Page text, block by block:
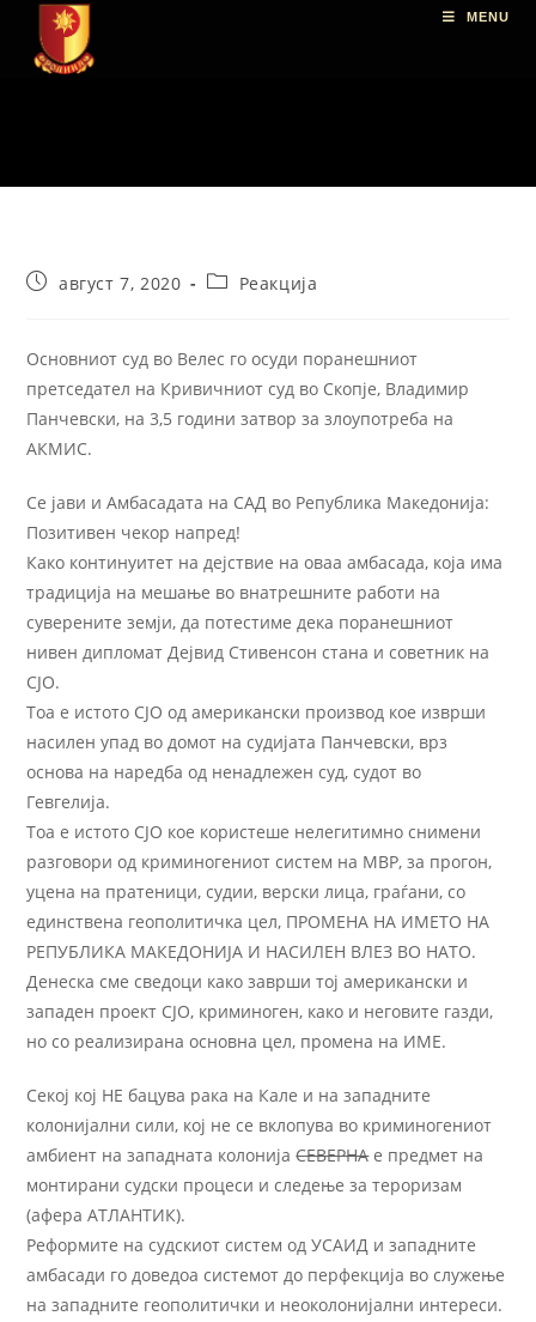
MENU
август 7, 2020 Реакција
Основниот суд во Велес го осуди поранешниот
претседател на Кривичниот суд во Скопје, Владимир
Панчевски, на 3,5 години затвор за злоупотреба на
АКМИС.
Се јави и Амбасадата на САД во Република Македонија:
Позитивен чекор напред!
Како континуитет на дејствие на оваа амбасада, која има
традиција на мешање во внатрешните работи на
суверените земји, да потестиме дека поранешниот
нивен дипломат Дејвид Стивенсон стана и советник на
СЈО.
Тоа е истото СЈО од американски производ кое изврши
насилен упад во домот на судијата Панчевски, врз
основа на наредба од ненадлежен суд, судот во
Гевгелија.
Тоа е истото СЈО кое користеше нелегитимно снимени
разговори од криминогениот систем на МВР, за прогон,
уцена на пратеници, судии, верски лица, граѓани, со
единствена геополитичка цел, ПРОМЕНА НА ИМЕТО НА
РЕПУБЛИКА МАКЕДОНИЈА И НАСИЛЕН ВЛЕЗ ВО НАТО.
Денеска сме сведоци како заврши тој американски и
западен проект СЈО, криминоген, како и неговите газди,
но со реализирана основна цел, промена на ИМЕ.
Секој кој НЕ бацува рака на Кале и на западните
колонијални сили, кој не се вклопува во криминогениот
амбиент на западната колонијаСЕВЕРНАе предмет на
монтирани судски процеси и следење за тероризам
(афера АТЛАНТИК).
Реформите на судскиот систем од УСАИД и западните
амбасади го доведоа системот до перфекција во служење
на западните геополитички и неоколонијални интереси.